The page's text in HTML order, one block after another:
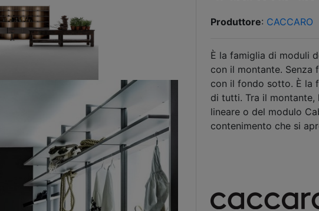
Produttore: CACCARO
È la famiglia di moduli
con il montante. Senza
con il fondo sotto. È la
di tutti. Tra il montante,
lineare o del modulo
contenimento che si